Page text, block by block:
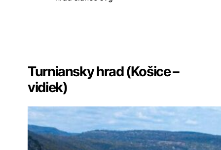
Turniansky hrad (Košice –
vidiek)